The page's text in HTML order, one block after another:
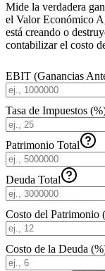
Mide la verdadera
el Valor Económico
está creando o
contabilizar el costo
EBIT (Ganancias
Tasa de Impuestos
Patrimonio Total
Deuda Total
Costo del Patrimonio
Costo de la Deuda